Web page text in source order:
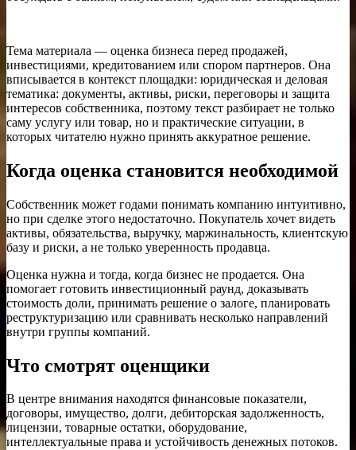
Тема материала — оценка бизнеса перед продажей,
инвестициями, кредитованием или спором партнеров. Она
вписывается в контекст площадки: юридическая и деловая
тематика: документы, активы, риски, переговоры и защита
интересов собственника, поэтому текст разбирает не только
саму услугу или товар, но и практические ситуации, в
которых читателю нужно принять аккуратное решение.
Когда оценка становится необходимой
Собственник может годами понимать компанию интуитивно,
но при сделке этого недостаточно. Покупатель хочет видеть
активы, обязательства, выручку, маржинальность, клиентскую
базу и риски, а не только уверенность продавца.
Оценка нужна и тогда, когда бизнес не продается. Она
помогает готовить инвестиционный раунд, доказывать
стоимость доли, принимать решение о залоге, планировать
реструктуризацию или сравнивать несколько направлений
внутри группы компаний.
Что смотрят оценщики
В центре внимания находятся финансовые показатели,
договоры, имущество, долги, дебиторская задолженность,
лицензии, товарные остатки, оборудование,
интеллектуальные права и устойчивость денежных потоков.